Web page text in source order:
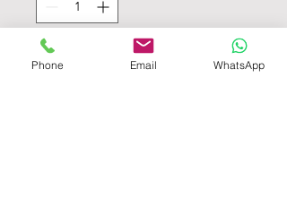
Adicionar ao carrinho - Atenção ao
Phone Email WhatsApp